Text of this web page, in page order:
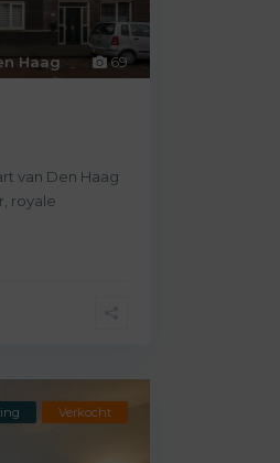
69
Haag
van Den Haag
royale
Verkocht